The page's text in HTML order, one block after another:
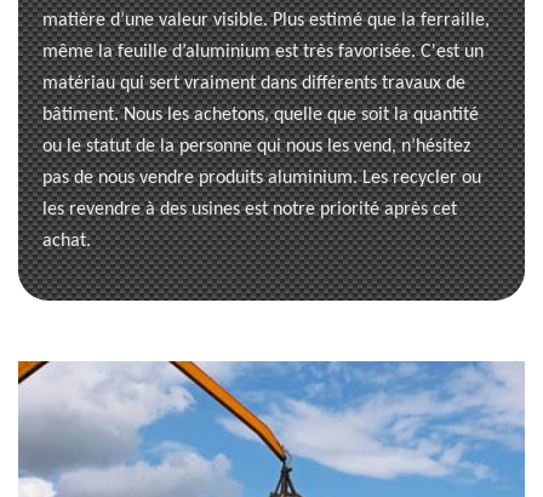
matière d’une valeur visible. Plus estimé que la ferraille,
même la feuille d’aluminium est très favorisée. C'est un
matériau qui sert vraiment dans différents travaux de
bâtiment. Nous les achetons, quelle que soit la quantité
ou le statut de la personne qui nous les vend, n’hésitez
pas de nous vendre produits aluminium. Les recycler ou
les revendre à des usines est notre priorité après cet
achat.